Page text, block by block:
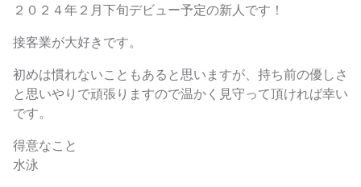
２０２４年２月下旬デビュー予定の新人です！
接客業が大好きです。
初めは慣れないこともあると思いますが、持ち前の優しさ
と思いやりで頑張りますので温かく見守って頂ければ幸い
です。
得意なこと
水泳